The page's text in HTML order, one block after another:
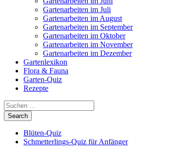
Gartenarbeiten im Juli
Gartenarbeiten im August
Gartenarbeiten im September
Gartenarbeiten im Oktober
Gartenarbeiten im November
Gartenarbeiten im Dezember
Gartenlexikon
Flora & Fauna
Garten-Quiz
Rezepte
Blüten-Quiz
Schmetterlings-Quiz für Anfänger